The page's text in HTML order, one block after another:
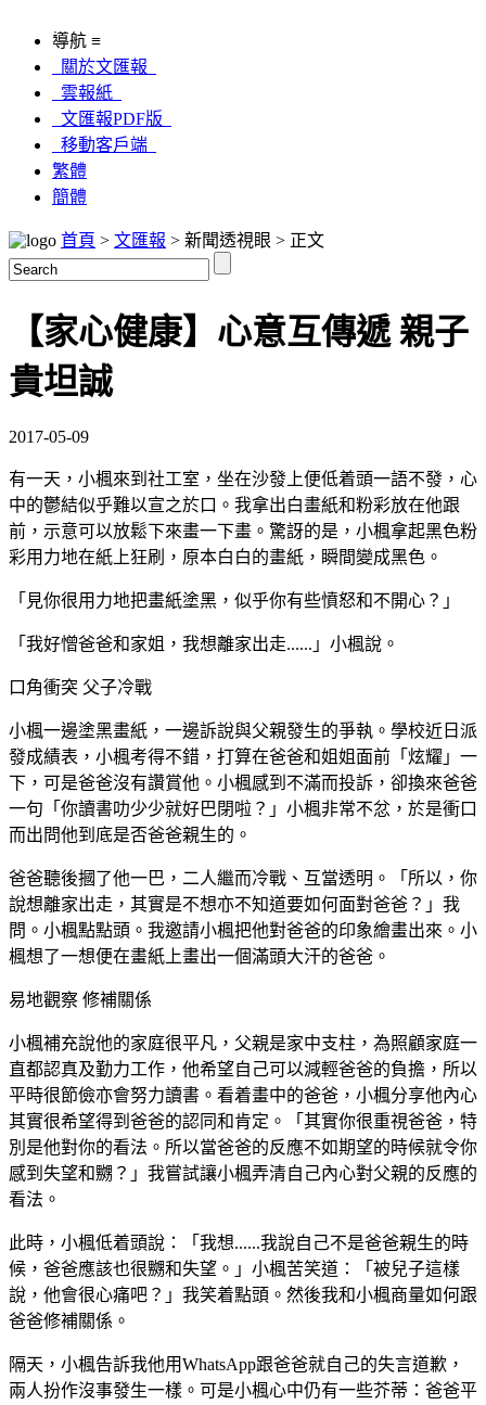
導航 ≡
關於文匯報
雲報紙
文匯報PDF版
移動客戶端
繁體
簡體
首頁 > 文匯報 > 新聞透視眼 > 正文
【家心健康】心意互傳遞 親子
貴坦誠
2017-05-09
有一天，小楓來到社工室，坐在沙發上便低着頭一語不發，心
中的鬱結似乎難以宣之於口。我拿出白畫紙和粉彩放在他跟
前，示意可以放鬆下來畫一下畫。驚訝的是，小楓拿起黑色粉
彩用力地在紙上狂刷，原本白白的畫紙，瞬間變成黑色。
「見你很用力地把畫紙塗黑，似乎你有些憤怒和不開心？」
「我好憎爸爸和家姐，我想離家出走......」小楓說。
口角衝突 父子冷戰
小楓一邊塗黑畫紙，一邊訴說與父親發生的爭執。學校近日派
發成績表，小楓考得不錯，打算在爸爸和姐姐面前「炫耀」一
下，可是爸爸沒有讚賞他。小楓感到不滿而投訴，卻換來爸爸
一句「你讀書叻少少就好巴閉啦？」小楓非常不忿，於是衝口
而出問他到底是否爸爸親生的。
爸爸聽後摑了他一巴，二人繼而冷戰、互當透明。「所以，你
說想離家出走，其實是不想亦不知道要如何面對爸爸？」我
問。小楓點點頭。我邀請小楓把他對爸爸的印象繪畫出來。小
楓想了一想便在畫紙上畫出一個滿頭大汗的爸爸。
易地觀察 修補關係
小楓補充說他的家庭很平凡，父親是家中支柱，為照顧家庭一
直都認真及勤力工作，他希望自己可以減輕爸爸的負擔，所以
平時很節儉亦會努力讀書。看着畫中的爸爸，小楓分享他內心
其實很希望得到爸爸的認同和肯定。「其實你很重視爸爸，特
別是他對你的看法。所以當爸爸的反應不如期望的時候就令你
感到失望和嬲？」我嘗試讓小楓弄清自己內心對父親的反應的
看法。
此時，小楓低着頭說：「我想......我說自己不是爸爸親生的時
候，爸爸應該也很嬲和失望。」小楓苦笑道：「被兒子這樣
說，他會很心痛吧？」我笑着點頭。然後我和小楓商量如何跟
爸爸修補關係。
隔天，小楓告訴我他用WhatsApp跟爸爸就自己的失言道歉，
兩人扮作沒事發生一樣。可是小楓心中仍有一些芥蒂：爸爸平